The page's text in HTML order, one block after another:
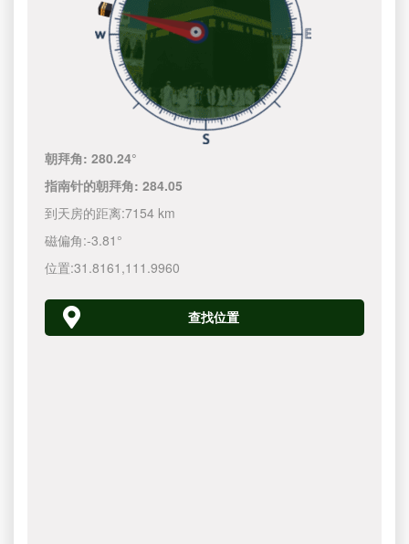
朝拜角:280.24°
指南针的朝拜角:284.05
到天房的距离:7154 km
磁偏角:-3.81°
位置:31.8161 ,111.9960
查找位置